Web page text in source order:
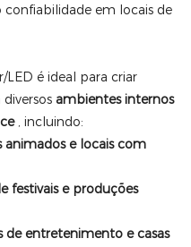
confiabilidade em locais de
é ideal para criar
diversos ambientes internos
, incluindo:
animados e locais com
festivais e produções
de entretenimento e casas